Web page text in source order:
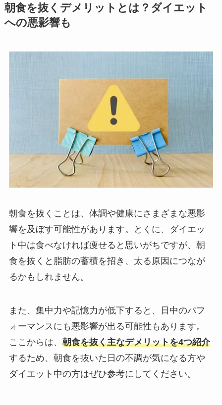
朝食を抜くデメリットとは？ダイエット
への悪影響も
朝食を抜くことは、体調や健康にさまざまな悪影
響を及ぼす可能性があります。とくに、ダイエッ
ト中は食べなければ痩せると思いがちですが、朝
食を抜くと脂肪の蓄積を招き、太る原因につなが
るかもしれません。
また、集中力や記憶力が低下すると、日中のパフ
ォーマンスにも悪影響が出る可能性もあります。
ここからは、 朝食を抜く主なデメリットを4つ紹介
するため、朝食を抜いた日の不調が気になる方や
ダイエット中の方はぜひ参考にしてください。